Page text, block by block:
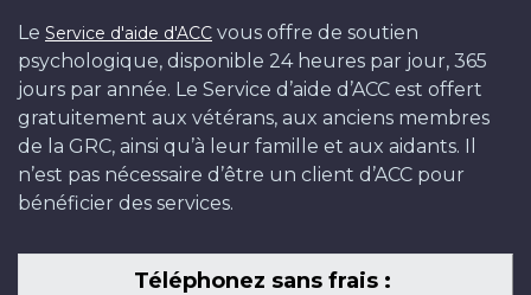
Le Service d'aide d'ACC vous offre de soutien
psychologique, disponible 24 heures par jour, 365
jours par année. Le Service d’aide d’ACC est offert
gratuitement aux vétérans, aux anciens membres
de la GRC, ainsi qu’à leur famille et aux aidants. Il
n’est pas nécessaire d’être un client d’ACC pour
bénéficier des services.
Téléphonez sans frais :